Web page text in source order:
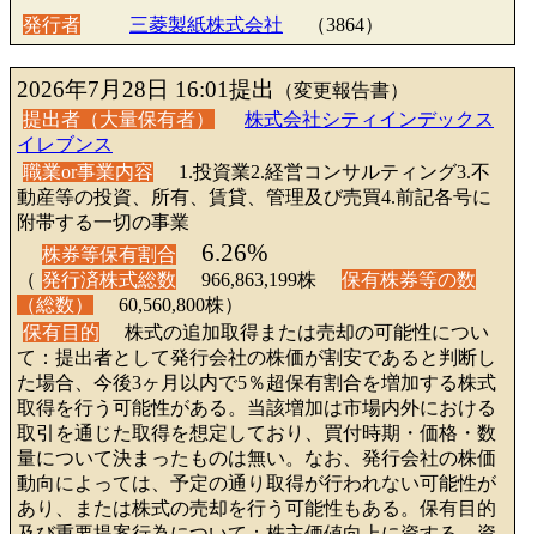
発行者 三菱製紙株式会社 （3864）
2026年7月28日 16:01提出
（変更報告書）
提出者（大量保有者）
株式会社シティインデックス
イレブンス
職業or事業内容
1.投資業2.経営コンサルティング3.不
動産等の投資、所有、賃貸、管理及び売買4.前記各号に
附帯する一切の事業
株券等保有割合
6.26%
（ 発行済株式総数 966,863,199株
保有株券等の数
（総数）
60,560,800株）
保有目的
株式の追加取得または売却の可能性につい
て：提出者として発行会社の株価が割安であると判断し
た場合、今後3ヶ月以内で5％超保有割合を増加する株式
取得を行う可能性がある。当該増加は市場内外における
取引を通じた取得を想定しており、買付時期・価格・数
量について決まったものは無い。なお、発行会社の株価
動向によっては、予定の通り取得が行われない可能性が
あり、または株式の売却を行う可能性もある。保有目的